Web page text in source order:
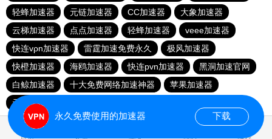
轻蜂加速器
元链加速器 CC加速器
大象加速器
云梯加速器
点点加速器 轻蜂加速器
veee加速器
快连vρn加速器
雷霆加速免费永久
极风加速器
快橙加速器
海鸥加速器 快连pvn加速器
黑洞加速官网
白鲸加速器
十大免费网络加速神器
苹果加速器
元链加速器
永久免费使用的加速器 下载